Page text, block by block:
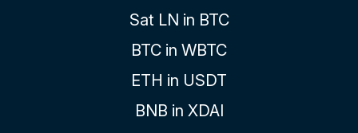
Sat LN in BTC
BTC in WBTC
ETH in USDT
BNB in XDAI